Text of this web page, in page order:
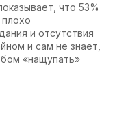
что 53%
и отсутствия
и сам не знает,
«нащупать»